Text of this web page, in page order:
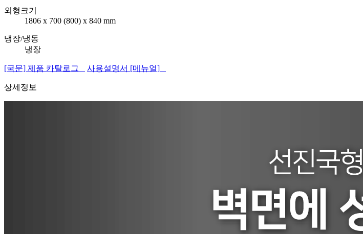
외형크기
1806 x 700 (800) x 840 mm
냉장/냉동
냉장
[국문] 제품 카탈로그 사용설명서 [메뉴얼]
상세정보